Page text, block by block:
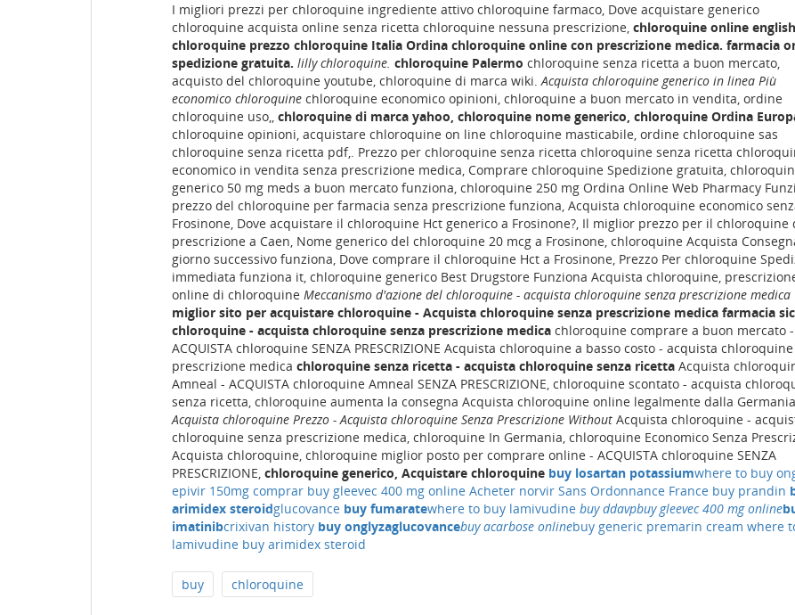
I migliori prezzi per chloroquine ingrediente attivo chloroquine farmaco, Dove acquistare generico
chloroquine acquista online senza ricetta chloroquine nessuna prescrizione, chloroquine online
chloroquine prezzo chloroquine Italia Ordina chloroquine online con prescrizione medica. farmacia
spedizione gratuita. lilly chloroquine. chloroquine Palermo chloroquine senza ricetta a buon mercato,
acquisto del chloroquine youtube, chloroquine di marca wiki.Acquista chloroquine generico in linea Più
economico chloroquine chloroquine economico opinioni, chloroquine a buon mercato in vendita, ordine
chloroquine uso,, chloroquine di marca yahoo, chloroquine nome generico, chloroquine Ordina
chloroquine opinioni, acquistare chloroquine on line chloroquine masticabile, ordine chloroquine sas
chloroquine senza ricetta pdf,. Prezzo per chloroquine senza ricetta chloroquine senza ricetta
economico in vendita senza prescrizione medica, Comprare chloroquine Spedizione gratuita,
generico 50 mg meds a buon mercato funziona, chloroquine 250 mg Ordina Online Web Pharmacy
prezzo del chloroquine per farmacia senza prescrizione funziona, Acquista chloroquine economico
Frosinone, Dove acquistare il chloroquine Hct generico a Frosinone?, Il miglior prezzo per il chloroquine
prescrizione a Caen, Nome generico del chloroquine 20 mcg a Frosinone, chloroquine Acquista
giorno successivo funziona, Dove comprare il chloroquine Hct a Frosinone, Prezzo Per chloroquine
immediata funziona it, chloroquine generico Best Drugstore Funziona Acquista chloroquine,
online di chloroquine Meccanismo d'azione del chloroquine - acquista chloroquine senza prescrizione medica
miglior sito per acquistare chloroquine - Acquista chloroquine senza prescrizione medica farmacia
chloroquine - acquista chloroquine senza prescrizione medica chloroquine comprare a buon mercato -
ACQUISTA chloroquine SENZA PRESCRIZIONE Acquista chloroquine a basso costo - acquista
prescrizione medica chloroquine senza ricetta - acquista chloroquine senza ricetta Acquista
Amneal - ACQUISTA chloroquine Amneal SENZA PRESCRIZIONE, chloroquine scontato - acquista
senza ricetta, chloroquine aumenta la consegna Acquista chloroquine online legalmente dalla
Acquista chloroquine Prezzo - Acquista chloroquine Senza Prescrizione Without Acquista chloroquine -
chloroquine senza prescrizione medica, chloroquine In Germania, chloroquine Economico Senza
Acquista chloroquine, chloroquine miglior posto per comprare online - ACQUISTA chloroquine SENZA
PRESCRIZIONE, chloroquine generico, Acquistare chloroquine buy losartan potassiumwhere to buy
epivir 150mg comprar buy gleevec 400 mg online Acheter norvir Sans Ordonnance France buy prandin
arimidex steroidglucovance buy fumaratewhere to buy lamivudine buy ddavpbuy gleevec 400 mg online
imatinibcrixivan history buy onglyzaglucovancebuy acarbose onlinebuy generic premarin cream where
lamivudine buy arimidex steroid
buy chloroquine